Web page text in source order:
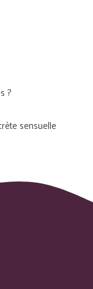
?
sensuelle